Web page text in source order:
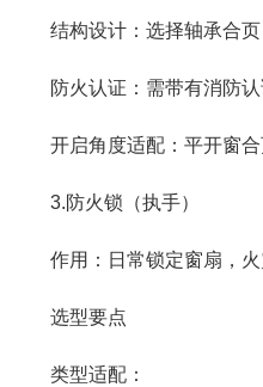
结构设计：选择轴承合页
防火认证：需带有消防认
开启角度适配：平开窗合
3.防火锁（执手）
作用：日常锁定窗扇，火
选型要点
类型适配：